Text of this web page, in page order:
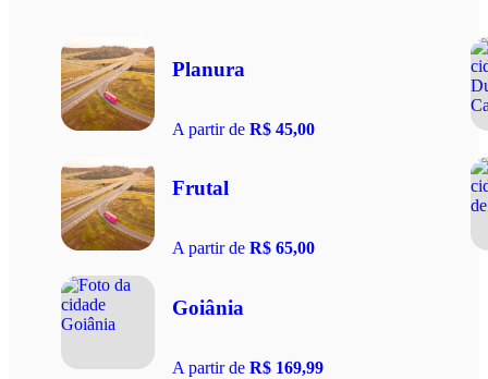
Planura
A partir de R$ 45,00
Frutal
A partir de R$ 65,00
Goiânia
A partir de R$ 169,99